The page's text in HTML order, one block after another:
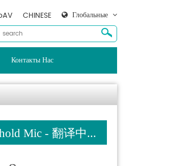
Глобальные
CHINESE
Контакты Нас
Mic - 翻译中...